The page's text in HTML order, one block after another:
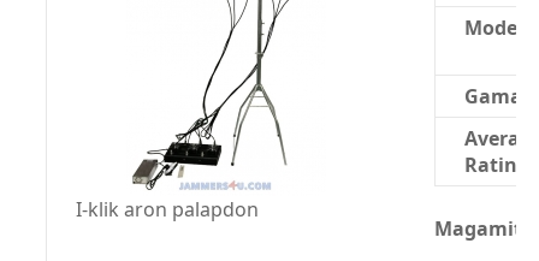
I-klik aron palapdon
Gama:
Rating:
Magamit